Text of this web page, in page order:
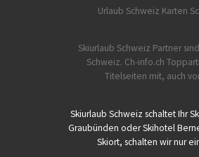
Urlaub Schweiz Karten
Skiurlaub Schweiz Partner
Schweiz. Ch-info.ch
Titelseiten mit, auch
Skiurlaub Schweiz schaltet Ihr
Graubünden oder Skihotel
Skiort, schalten wir nur